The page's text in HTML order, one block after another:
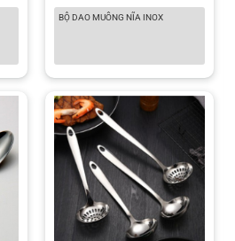
BỘ DAO MUỖNG NĨA INOX